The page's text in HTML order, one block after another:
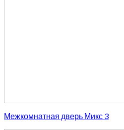
Межкомнатная дверь Микс 3